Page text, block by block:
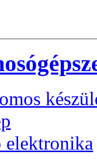
elektronika